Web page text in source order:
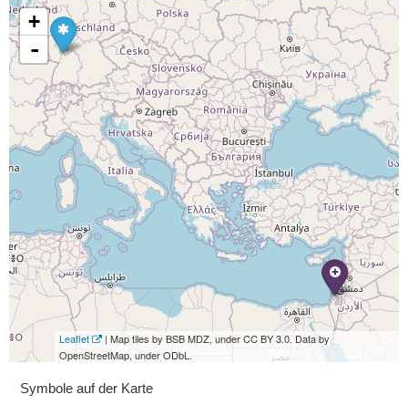
+
-
Leaflet
| Map tiles by BSB MDZ, under CC BY 3.0. Data by
OpenStreetMap, under ODbL.
Symbole auf der Karte